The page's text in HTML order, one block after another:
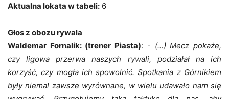
Aktualna lokata w tabeli: 6
Głos z obozu rywala
Waldemar Fornalik: (trener Piasta): - (...) Mecz pokaże,
czy ligowa przerwa naszych rywali, podziałał na ich
korzyść, czy mogła ich spowolnić. Spotkania z Górnikiem
były niemal zawsze wyrównane, w wielu udawało nam się